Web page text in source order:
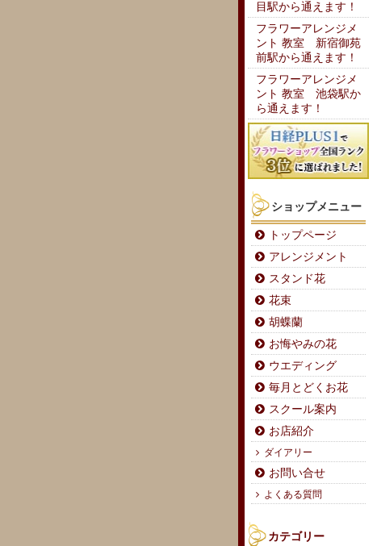
目駅から通えます！
フラワーアレンジメ
ント 教室 新宿御苑
前駅から通えます！
フラワーアレンジメ
ント 教室 池袋駅か
ら通えます！
ショップメニュー
トップページ
アレンジメント
スタンド花
花束
胡蝶蘭
お悔やみの花
ウエディング
毎月とどくお花
スクール案内
お店紹介
ダイアリー
お問い合せ
よくある質問
カテゴリー